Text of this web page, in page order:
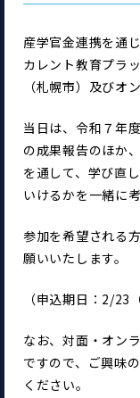
産学官金連携を通
カレント教育プラ
（札幌市）及びオ
当日は、令和７年
の成果報告のほか
を通して、学び直
いけるかを一緒に考
参加を希望される
願いいたします。
（申込期日：2/23
なお、対面・オン
ですので、ご興味
ください。